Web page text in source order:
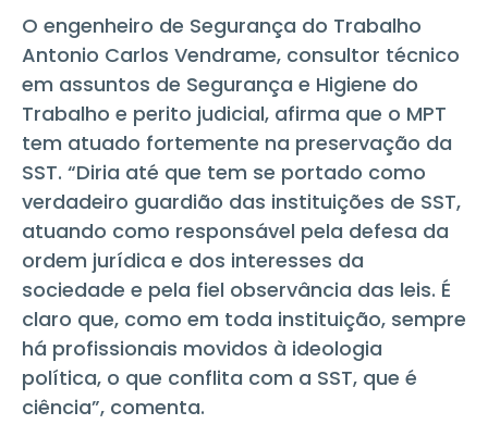
O engenheiro de Segurança do Trabalho
Antonio Carlos Vendrame, consultor técnico
em assuntos de Segurança e Higiene do
Trabalho e perito judicial, afirma que o MPT
tem atuado fortemente na preservação da
SST. “Diria até que tem se portado como
verdadeiro guardião das instituições de SST,
atuando como responsável pela defesa da
ordem jurídica e dos interesses da
sociedade e pela fiel observância das leis. É
claro que, como em toda instituição, sempre
há profissionais movidos à ideologia
política, o que conflita com a SST, que é
ciência”, comenta.